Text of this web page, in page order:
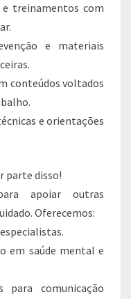
e treinamentos com
e materiais
conteúdos voltados
e orientações
parte disso!
apoiar outras
Oferecemos:
em saúde mental e
para comunicação